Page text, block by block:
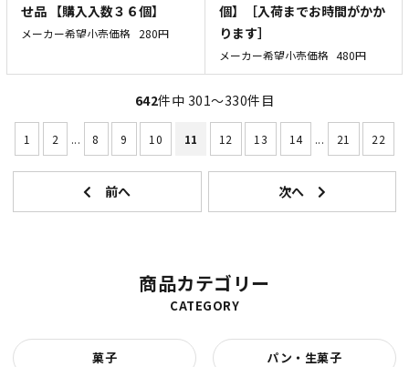
せ品 【購入入数３６個】
メーカー希望小売価格 280円
個】［入荷までお時間がかか
ります］
メーカー希望小売価格 480円
642件中 301〜330件目
1 2 ... 8 9 10 11 12 13 14 ... 21 22
商品カテゴリー
CATEGORY
菓子 パン・生菓子